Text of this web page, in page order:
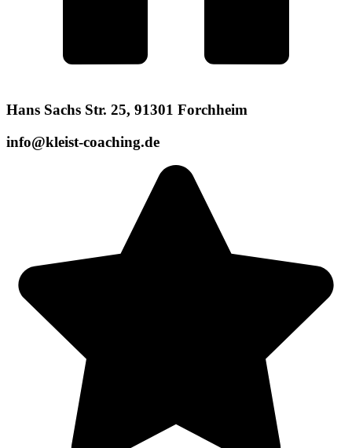
Hans Sachs Str. 25, 91301 Forchheim
info@kleist-coaching.de